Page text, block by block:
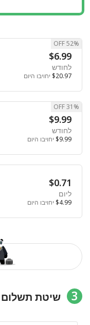
$6.99
לחודש
$20.97 יחויבו היום
52% OFF
$9.99
לחודש
$9.99 יחויבו היום
31% OFF
$0.71
ליום
$4.99 יחויבו היום
3 שיטת תשלום